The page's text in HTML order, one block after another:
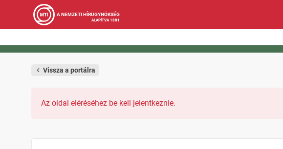
A NEMZETI HÍRÜGYNÖKSÉG
ALAPÍTVA 1881
Vissza a portálra
Az oldal eléréséhez be kell jelentkeznie.